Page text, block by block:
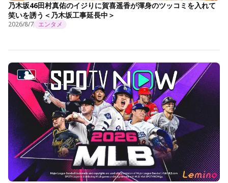
乃木坂46田村真佑のイジりに賀喜遥香が渾身のツッコミを入れて
笑いを誘う＜乃木坂工事延長中＞
2026/8/7 エンタメ